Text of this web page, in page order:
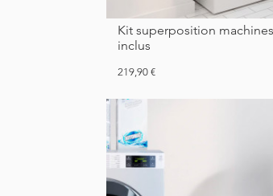
Kit superposition machines à laver étendoir
inclus
Prix
219,90 €